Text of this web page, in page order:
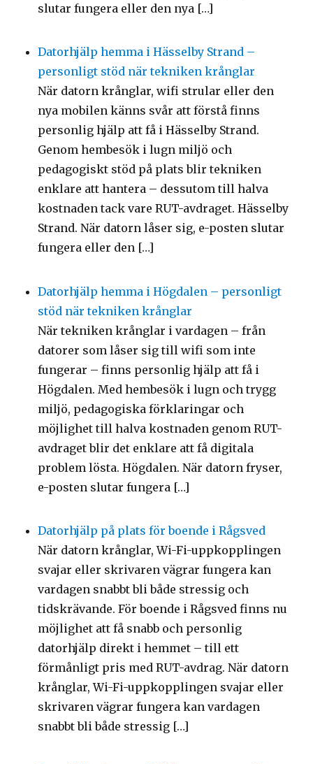
slutar fungera eller den nya […]
Datorhjälp hemma i Hässelby Strand –
personligt stöd när tekniken krånglar
När datorn krånglar, wifi strular eller den
nya mobilen känns svår att förstå finns
personlig hjälp att få i Hässelby Strand.
Genom hembesök i lugn miljö och
pedagogiskt stöd på plats blir tekniken
enklare att hantera – dessutom till halva
kostnaden tack vare RUT-avdraget. Hässelby
Strand. När datorn låser sig, e-posten slutar
fungera eller den […]
Datorhjälp hemma i Högdalen – personligt
stöd när tekniken krånglar
När tekniken krånglar i vardagen – från
datorer som låser sig till wifi som inte
fungerar – finns personlig hjälp att få i
Högdalen. Med hembesök i lugn och trygg
miljö, pedagogiska förklaringar och
möjlighet till halva kostnaden genom RUT-
avdraget blir det enklare att få digitala
problem lösta. Högdalen. När datorn fryser,
e-posten slutar fungera […]
Datorhjälp på plats för boende i Rågsved
När datorn krånglar, Wi-Fi-uppkopplingen
svajar eller skrivaren vägrar fungera kan
vardagen snabbt bli både stressig och
tidskrävande. För boende i Rågsved finns nu
möjlighet att få snabb och personlig
datorhjälp direkt i hemmet – till ett
förmånligt pris med RUT-avdrag. När datorn
krånglar, Wi-Fi-uppkopplingen svajar eller
skrivaren vägrar fungera kan vardagen
snabbt bli både stressig […]